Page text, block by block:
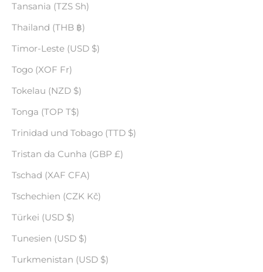
Tansania (TZS Sh)
Thailand (THB ฿)
Timor-Leste (USD $)
Togo (XOF Fr)
Tokelau (NZD $)
Tonga (TOP T$)
Trinidad und Tobago (TTD $)
Tristan da Cunha (GBP £)
Tschad (XAF CFA)
Tschechien (CZK Kč)
Türkei (USD $)
Tunesien (USD $)
Turkmenistan (USD $)